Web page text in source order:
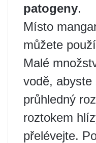
patogeny.
Místo
můžete
Malé
vodě,
průhledný
roztokem
přelévejte.